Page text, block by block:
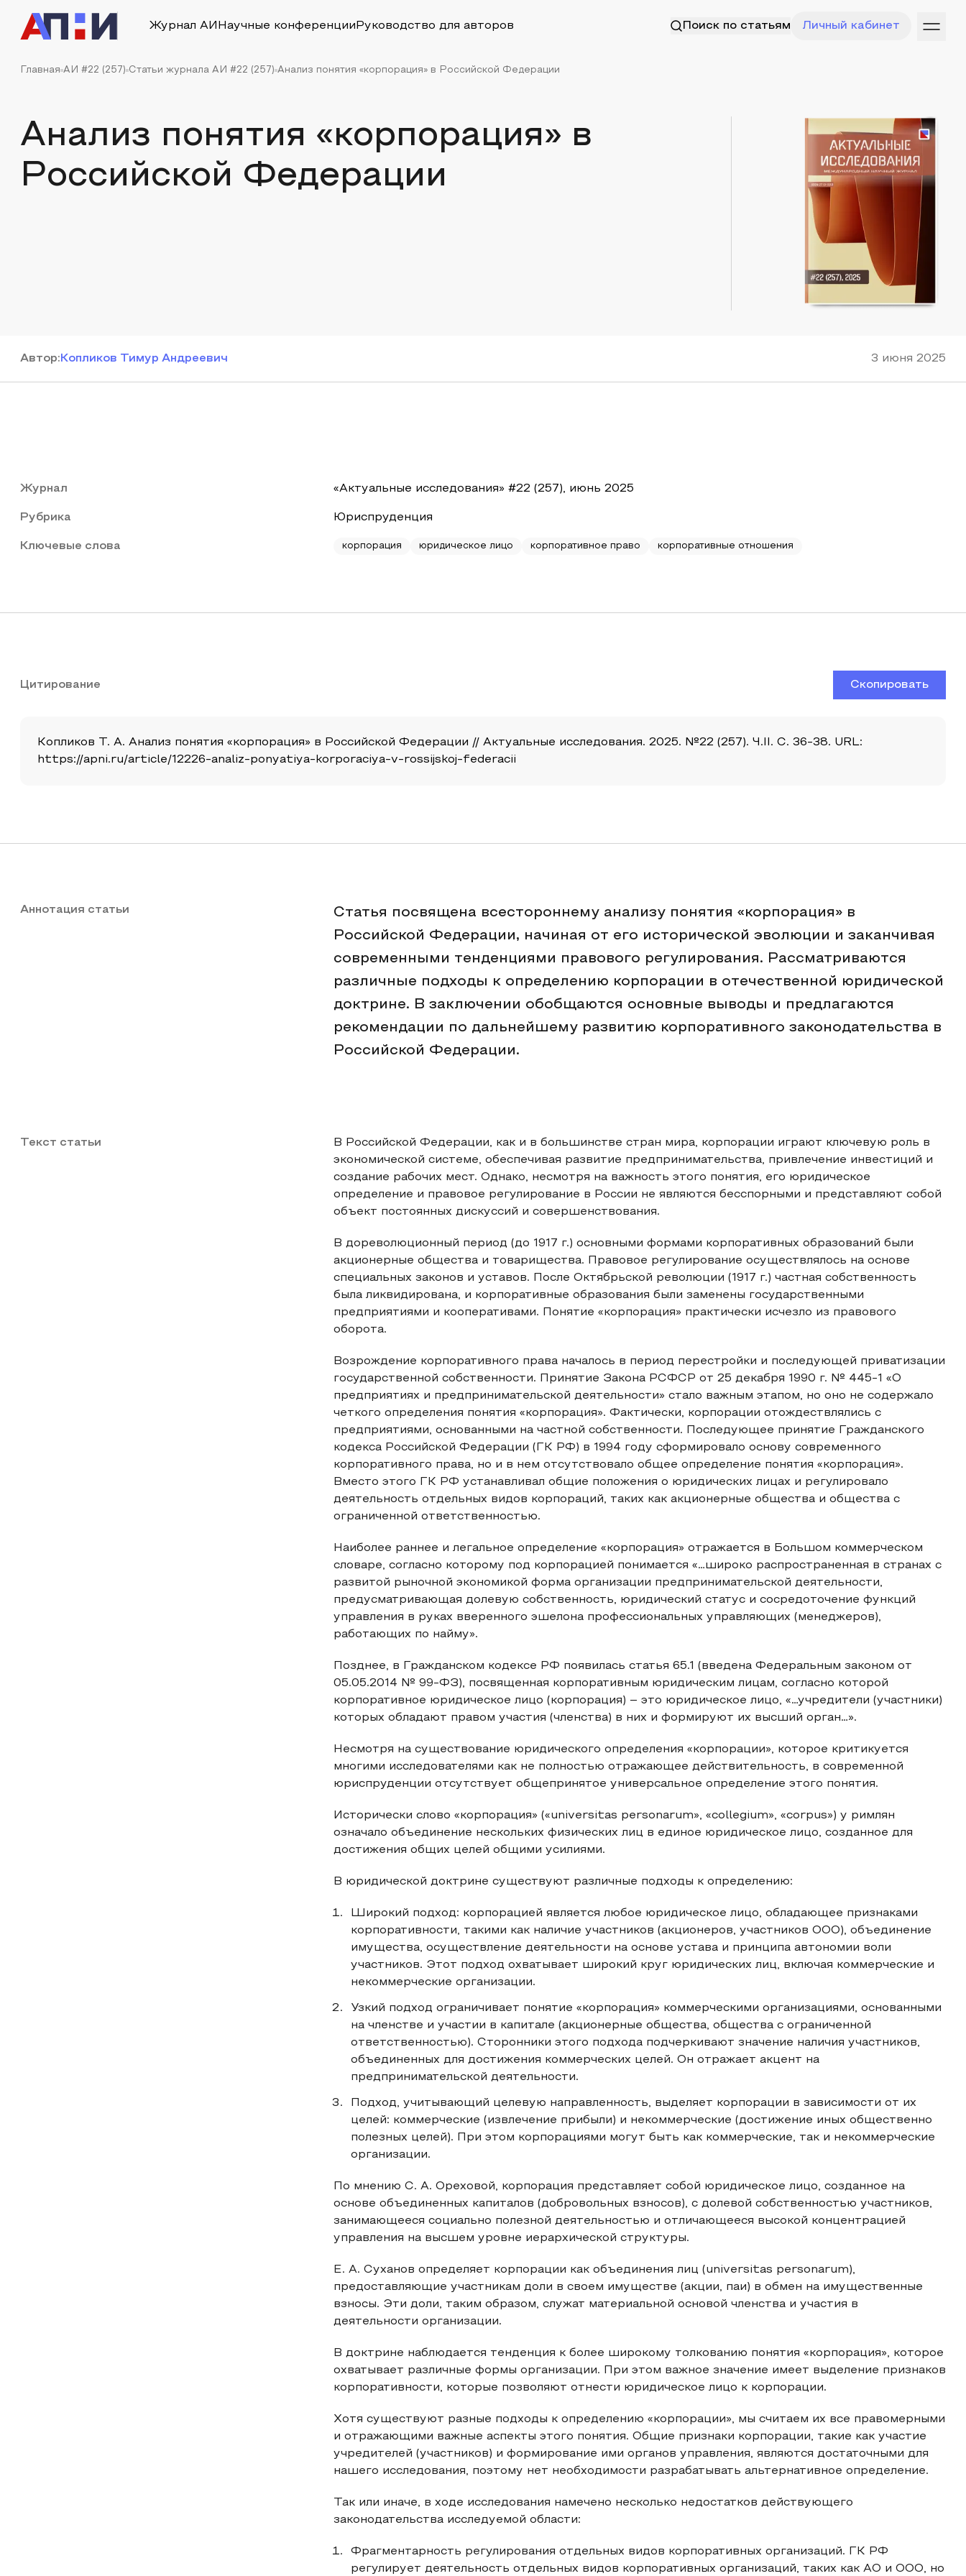
Журнал АИ Научные конференции Руководство для авторов Поиск по статьям Личный кабинет
Главная АИ #22 (257) Статьи журнала АИ #22 (257) Анализ понятия «корпорация» в Российской Федерации
Анализ понятия «корпорация» в
Российской Федерации
Автор: Копликов Тимур Андреевич 3 июня 2025
Журнал «Актуальные исследования» #22 (257), июнь 2025
Рубрика Юриспруденция
Ключевые слова корпорация юридическое лицо корпоративное право корпоративные отношения
Цитирование Скопировать
Копликов Т. А. Анализ понятия «корпорация» в Российской Федерации // Актуальные исследования. 2025. №22 (257). Ч.II. С. 36-38. URL:
https://apni.ru/article/12226-analiz-ponyatiya-korporaciya-v-rossijskoj-federacii
Аннотация статьи
Статья посвящена всестороннему анализу понятия «корпорация» в
Российской Федерации, начиная от его исторической эволюции и заканчивая
современными тенденциями правового регулирования. Рассматриваются
различные подходы к определению корпорации в отечественной юридической
доктрине. В заключении обобщаются основные выводы и предлагаются
рекомендации по дальнейшему развитию корпоративного законодательства в
Российской Федерации.
Текст статьи
В Российской Федерации, как и в большинстве стран мира, корпорации играют ключевую роль в
экономической системе, обеспечивая развитие предпринимательства, привлечение инвестиций и
создание рабочих мест. Однако, несмотря на важность этого понятия, его юридическое
определение и правовое регулирование в России не являются бесспорными и представляют собой
объект постоянных дискуссий и совершенствования.
В дореволюционный период (до 1917 г.) основными формами корпоративных образований были
акционерные общества и товарищества. Правовое регулирование осуществлялось на основе
специальных законов и уставов. После Октябрьской революции (1917 г.) частная собственность
была ликвидирована, и корпоративные образования были заменены государственными
предприятиями и кооперативами. Понятие «корпорация» практически исчезло из правового
оборота.
Возрождение корпоративного права началось в период перестройки и последующей приватизации
государственной собственности. Принятие Закона РСФСР от 25 декабря 1990 г. № 445-1 «О
предприятиях и предпринимательской деятельности» стало важным этапом, но оно не содержало
четкого определения понятия «корпорация». Фактически, корпорации отождествлялись с
предприятиями, основанными на частной собственности. Последующее принятие Гражданского
кодекса Российской Федерации (ГК РФ) в 1994 году сформировало основу современного
корпоративного права, но и в нем отсутствовало общее определение понятия «корпорация».
Вместо этого ГК РФ устанавливал общие положения о юридических лицах и регулировало
деятельность отдельных видов корпораций, таких как акционерные общества и общества с
ограниченной ответственностью.
Наиболее раннее и легальное определение «корпорация» отражается в Большом коммерческом
словаре, согласно которому под корпорацией понимается «…широко распространенная в странах с
развитой рыночной экономикой форма организации предпринимательской деятельности,
предусматривающая долевую собственность, юридический статус и сосредоточение функций
управления в руках вверенного эшелона профессиональных управляющих (менеджеров),
работающих по найму».
Позднее, в Гражданском кодексе РФ появилась статья 65.1 (введена Федеральным законом от
05.05.2014 № 99-ФЗ), посвященная корпоративным юридическим лицам, согласно которой
корпоративное юридическое лицо (корпорация) – это юридическое лицо, «…учредители (участники)
которых обладают правом участия (членства) в них и формируют их высший орган…».
Несмотря на существование юридического определения «корпорации», которое критикуется
многими исследователями как не полностью отражающее действительность, в современной
юриспруденции отсутствует общепринятое универсальное определение этого понятия.
Исторически слово «корпорация» («universitas personarum», «collegium», «corpus») у римлян
означало объединение нескольких физических лиц в единое юридическое лицо, созданное для
достижения общих целей общими усилиями.
В юридической доктрине существуют различные подходы к определению:
Широкий подход: корпорацией является любое юридическое лицо, обладающее признаками
корпоративности, такими как наличие участников (акционеров, участников ООО), объединение
имущества, осуществление деятельности на основе устава и принципа автономии воли
участников. Этот подход охватывает широкий круг юридических лиц, включая коммерческие и
некоммерческие организации.
Узкий подход ограничивает понятие «корпорация» коммерческими организациями, основанными
на членстве и участии в капитале (акционерные общества, общества с ограниченной
ответственностью). Сторонники этого подхода подчеркивают значение наличия участников,
объединенных для достижения коммерческих целей. Он отражает акцент на
предпринимательской деятельности.
Подход, учитывающий целевую направленность, выделяет корпорации в зависимости от их
целей: коммерческие (извлечение прибыли) и некоммерческие (достижение иных общественно
полезных целей). При этом корпорациями могут быть как коммерческие, так и некоммерческие
организации.
По мнению С. А. Ореховой, корпорация представляет собой юридическое лицо, созданное на
основе объединенных капиталов (добровольных взносов), с долевой собственностью участников,
занимающееся социально полезной деятельностью и отличающееся высокой концентрацией
управления на высшем уровне иерархической структуры.
Е. А. Суханов определяет корпорации как объединения лиц (universitas personarum),
предоставляющие участникам доли в своем имуществе (акции, паи) в обмен на имущественные
взносы. Эти доли, таким образом, служат материальной основой членства и участия в
деятельности организации.
В доктрине наблюдается тенденция к более широкому толкованию понятия «корпорация», которое
охватывает различные формы организации. При этом важное значение имеет выделение признаков
корпоративности, которые позволяют отнести юридическое лицо к корпорации.
Хотя существуют разные подходы к определению «корпорации», мы считаем их все правомерными
и отражающими важные аспекты этого понятия. Общие признаки корпорации, такие как участие
учредителей (участников) и формирование ими органов управления, являются достаточными для
нашего исследования, поэтому нет необходимости разрабатывать альтернативное определение.
Так или иначе, в ходе исследования намечено несколько недостатков действующего
законодательства исследуемой области:
Фрагментарность регулирования отдельных видов корпоративных организаций. ГК РФ
регулирует деятельность отдельных видов корпоративных организаций, таких как АО и ООО, но